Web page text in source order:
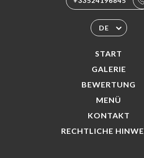
DE
START
GALERIE
BEWERTUNG
MENÜ
KONTAKT
RECHTLICHE